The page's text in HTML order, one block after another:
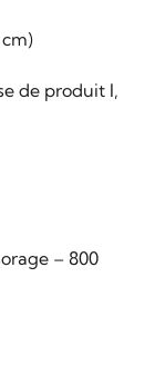
de produit I,
– 800